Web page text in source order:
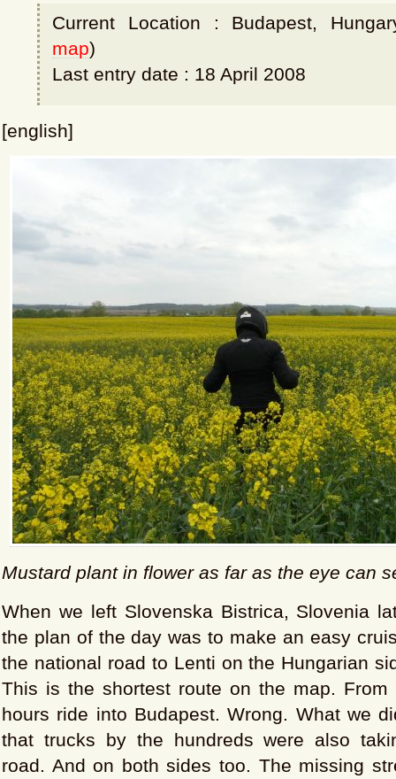
Current Location : Budapest,
map)
Last entry date : 18 April 2008
[english]
Mustard plant in flower as far as the eye can
When we left Slovenska Bistrica, Slovenia
the plan of the day was to make an easy
the national road to Lenti on the Hungarian
This is the shortest route on the map.
hours ride into Budapest. Wrong. What we
that trucks by the hundreds were also
road. And on both sides too. The missing